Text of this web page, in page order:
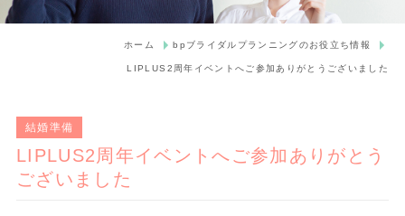
ホーム bpブライダルプランニングのお役立ち情報
LIPLUS2周年イベントへご参加ありがとうございました
結婚準備
LIPLUS2周年イベントへご参加ありがとう
ございました